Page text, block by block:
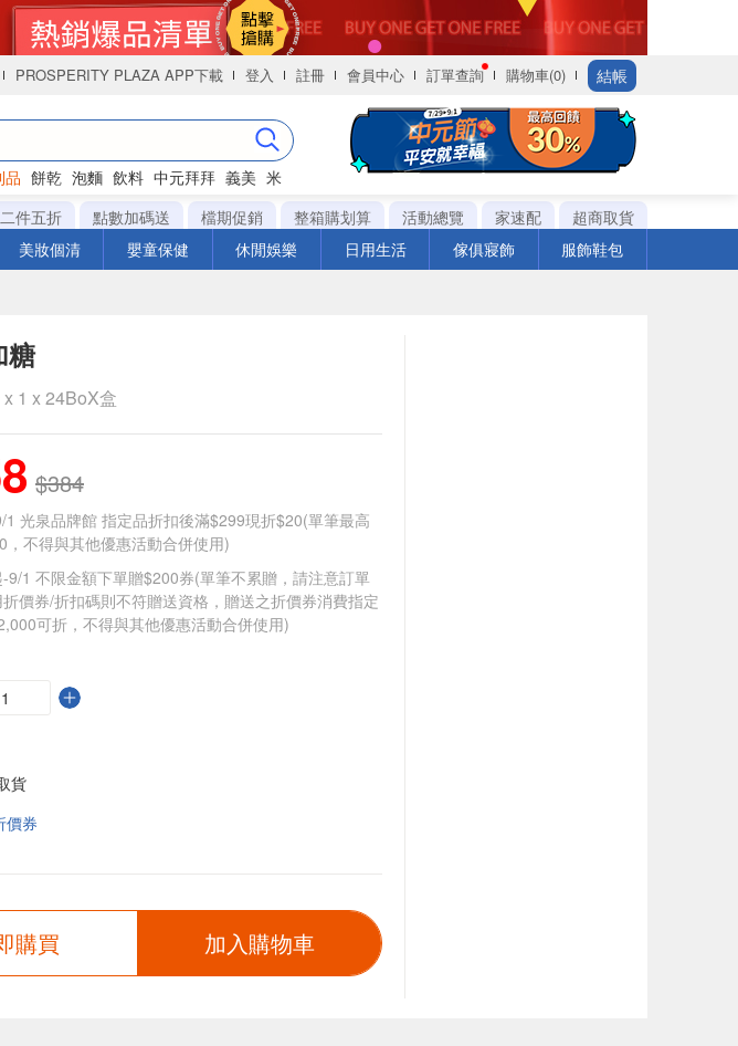
PROSPERITY PLAZA APP下載 登入 註冊 會員中心 訂單查詢 購物車(0) 結帳
品 餅乾 泡麵 飲料 中元拜拜 義美 米
件五折 點數加碼送 檔期促銷 整箱購划算 活動總覽 家速配
超商取貨
美妝個清 嬰童保健 休閒娛樂 日用生活 傢俱寢飾 服飾鞋包
糖
1 x 24BoX盒
$384
1 光泉品牌館 指定品折扣後滿$299現折$20(單筆最高
，不得與其他優惠活動合併使用)
-9/1 不限金額下單贈$200券(單筆不累贈，請注意訂單
價券/折扣碼則不符贈送資格，贈送之折價券消費指定
可折，不得與其他優惠活動合併使用)
貨
價券
購買 加入購物車